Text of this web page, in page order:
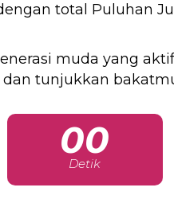
total Puluhan
muda yang aktif
tunjukkan
00
Detik